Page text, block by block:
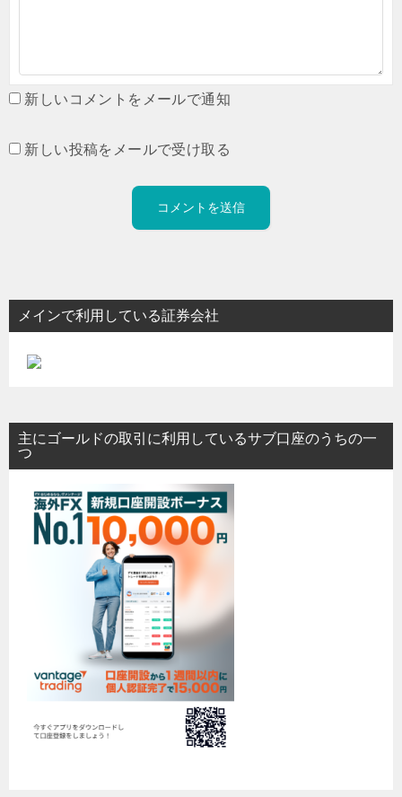
新しいコメントをメールで通知
新しい投稿をメールで受け取る
メインで利用している証券会社
主にゴールドの取引に利用しているサブ口座のうちの一
つ